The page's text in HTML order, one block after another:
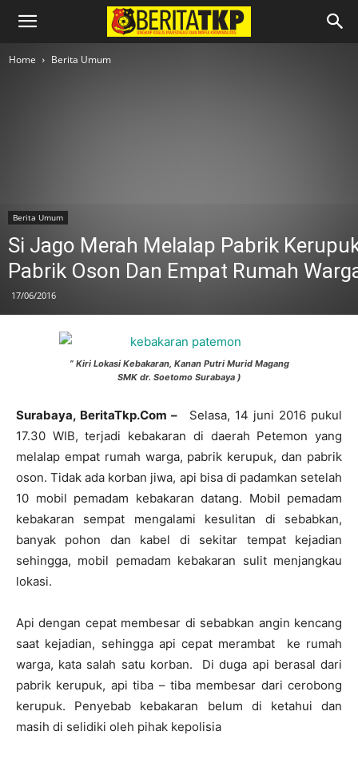
Home Berita Umum
Berita Umum
Si Jago Merah Melalap Pabrik
Pabrik Oson Dan Empat Rumah
17/06/2016
” Kiri Lokasi Kebakaran, Kanan Putri Murid Magang
SMK dr. Soetomo Surabaya )
Surabaya, BeritaTkp.Com –
Selasa, 14 juni 2016 pukul
17.30 WIB, terjadi kebakaran di daerah Petemon yang
melalap empat rumah warga, pabrik kerupuk, dan pabrik
oson. Tidak ada korban jiwa, api bisa di padamkan setelah
10 mobil pemadam kebakaran datang. Mobil pemadam
kebakaran sempat mengalami kesulitan di sebabkan,
banyak pohon dan kabel di sekitar tempat kejadian
sehingga, mobil pemadam kebakaran sulit menjangkau
lokasi.
Api dengan cepat membesar di sebabkan angin kencang
saat kejadian, sehingga api cepat merambat ke rumah
warga, kata salah satu korban. Di duga api berasal dari
pabrik kerupuk, api tiba – tiba membesar dari cerobong
kerupuk. Penyebab kebakaran belum di ketahui dan
masih di selidiki oleh pihak kepolisia